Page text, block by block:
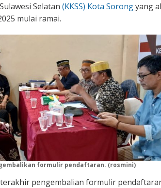
Selatan (KKSS) Kota Sorongyang
mulai ramai.
formulir pendaftaran. (rosmini)
pengembalian formulir